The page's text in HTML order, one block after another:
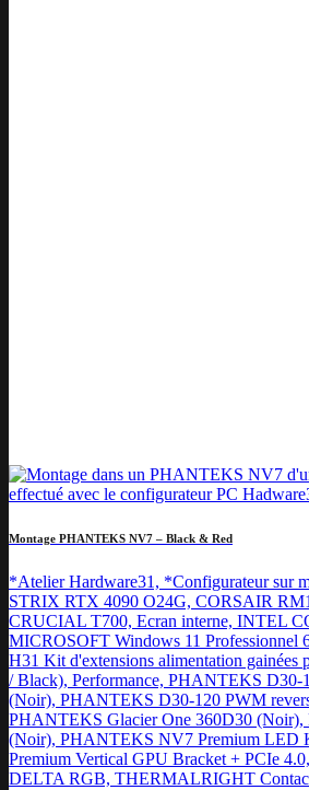
Montage PHANTEKS NV7 – Black & Red
*Atelier Hardware31, *Configurateur sur
STRIX RTX 4090 O24G, CORSAIR
CRUCIAL T700, Ecran interne, INTEL
MICROSOFT Windows 11 Professionnel
H31 Kit d'extensions alimentation gainées
/ Black), Performance, PHANTEKS
(Noir), PHANTEKS D30-120 PWM
PHANTEKS Glacier One 360D30
(Noir), PHANTEKS NV7 Premium LED
Premium Vertical GPU Bracket + PCIe
DELTA RGB, THERMALRIGHT